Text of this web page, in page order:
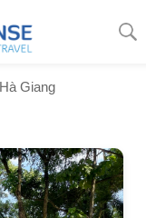
Giang